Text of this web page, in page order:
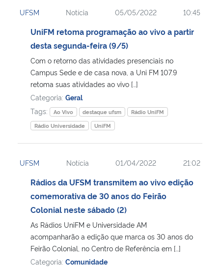
UFSM Notícia 05/05/2022 10:45
UniFM retoma programação ao vivo a partir
desta segunda-feira (9/5)
Com o retorno das atividades presenciais no
Campus Sede e de casa nova, a Uni FM 107.9
retoma suas atividades ao vivo […]
Categoria: Geral
Tags:
Ao Vivo destaque ufsm
Rádio UniFM
Rádio Universidade
UniFM
UFSM Notícia 01/04/2022 21:02
Rádios da UFSM transmitem ao vivo edição
comemorativa de 30 anos do Feirão
Colonial neste sábado (2)
As Rádios UniFM e Universidade AM
acompanharão a edição que marca os 30 anos do
Feirão Colonial, no Centro de Referência em […]
Categoria: Comunidade